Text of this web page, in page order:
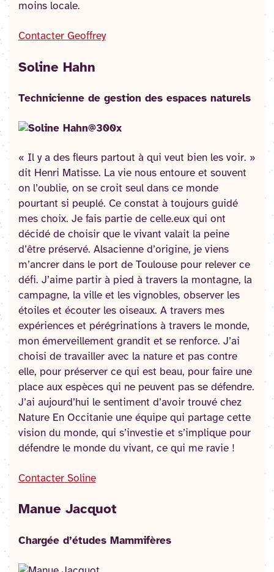
moins locale.
Contacter Geoffrey
Soline Hahn
Technicienne de gestion des espaces naturels
« Il y a des fleurs partout à qui veut bien les voir. »
dit Henri Matisse. La vie nous entoure et souvent
on l’oublie, on se croit seul dans ce monde
pourtant si peuplé. Ce constat à toujours guidé
mes choix. Je fais partie de celle.eux qui ont
décidé de choisir que le vivant valait la peine
d’être préservé. Alsacienne d’origine, je viens
m’ancrer dans le port de Toulouse pour relever ce
défi. J’aime partir à pied à travers la montagne, la
campagne, la ville et les vignobles, observer les
étoiles et écouter les oiseaux. A travers mes
expériences et pérégrinations à travers le monde,
mon émerveillement grandit et se renforce. J’ai
choisi de travailler avec la nature et pas contre
elle, pour préserver ce qui est beau, pour faire une
place aux espèces qui ne peuvent pas se défendre.
J’ai aujourd’hui le sentiment d’avoir trouvé chez
Nature En Occitanie une équipe qui partage cette
vision du monde, qui s’investie et s’implique pour
défendre le monde du vivant, ce qui me ravie !
Contacter Soline
Manue Jacquot
Chargée d’études Mammifères